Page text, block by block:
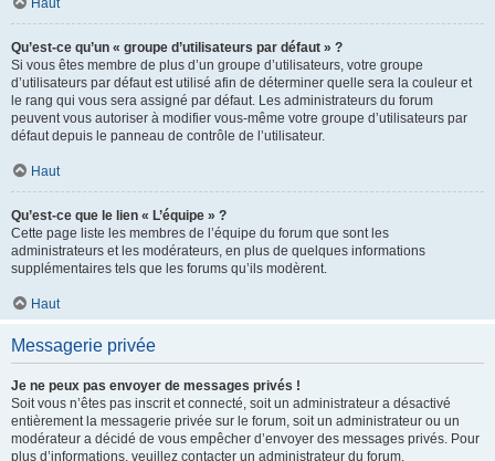
Haut
Qu’est-ce qu’un « groupe d’utilisateurs par défaut » ?
Si vous êtes membre de plus d’un groupe d’utilisateurs, votre groupe
d’utilisateurs par défaut est utilisé afin de déterminer quelle sera la couleur et
le rang qui vous sera assigné par défaut. Les administrateurs du forum
peuvent vous autoriser à modifier vous-même votre groupe d’utilisateurs par
défaut depuis le panneau de contrôle de l’utilisateur.
Haut
Qu’est-ce que le lien « L’équipe » ?
Cette page liste les membres de l’équipe du forum que sont les
administrateurs et les modérateurs, en plus de quelques informations
supplémentaires tels que les forums qu’ils modèrent.
Haut
Messagerie privée
Je ne peux pas envoyer de messages privés !
Soit vous n’êtes pas inscrit et connecté, soit un administrateur a désactivé
entièrement la messagerie privée sur le forum, soit un administrateur ou un
modérateur a décidé de vous empêcher d’envoyer des messages privés. Pour
plus d’informations, veuillez contacter un administrateur du forum.